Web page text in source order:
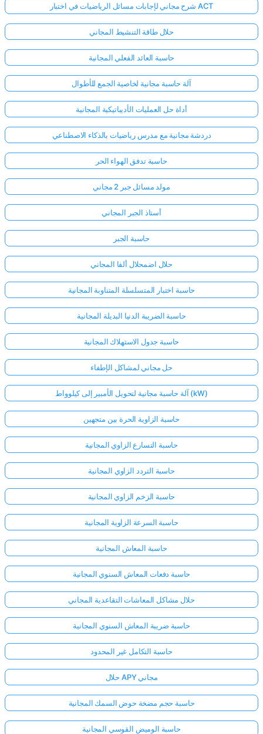
شرح مجاني لإجابات مسائل الرياضيات في اختبار ACT
حلال طاقة التنشيط المجاني
حاسبة العائد الفعلي المجانية
آلة حاسبة مجانية لخاصية الجمع للأطوال
أداة حل العمليات الأديباتيكية المجانية
دردشة مجانية مع مدرس رياضيات بالذكاء الاصطناعي
حاسبة تدفق الهواء الحر
مولد مسائل جبر 2 مجاني
أستاذ الجبر المجاني
حاسبة الجبر
حلال اضمحلال ألفا المجاني
حاسبة اختبار المتسلسلة المتناوبة المجانية
حاسبة الضريبة الدنيا البديلة المجانية
حاسبة جدول الاستهلاك المجانية
حل مجاني لمشاكل الإطفاء
آلة حاسبة مجانية لتحويل الأمبير إلى كيلوواط (kW)
حاسبة الزاوية الحرة بين متجهين
حاسبة التسارع الزاوي المجانية
حاسبة التردد الزاوي المجانية
حاسبة الزخم الزاوي المجانية
حاسبة السرعة الزاوية المجانية
حاسبة المعاش المجانية
حاسبة دفعات المعاش السنوي المجانية
حلال مشاكل المعاشات التقاعدية المجاني
حاسبة ضريبة المعاش السنوي المجانية
حاسبة التكامل غير المحدود
حلال APY مجاني
حاسبة حجم مضخة حوض السمك المجانية
حاسبة الوميض القوسي المجانية